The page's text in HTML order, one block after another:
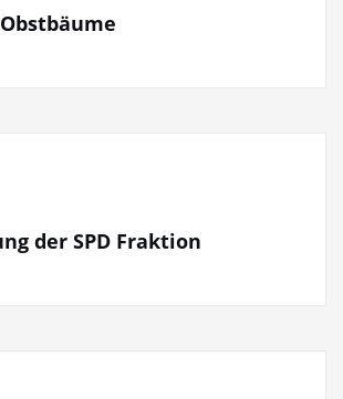
der SPD Fraktion